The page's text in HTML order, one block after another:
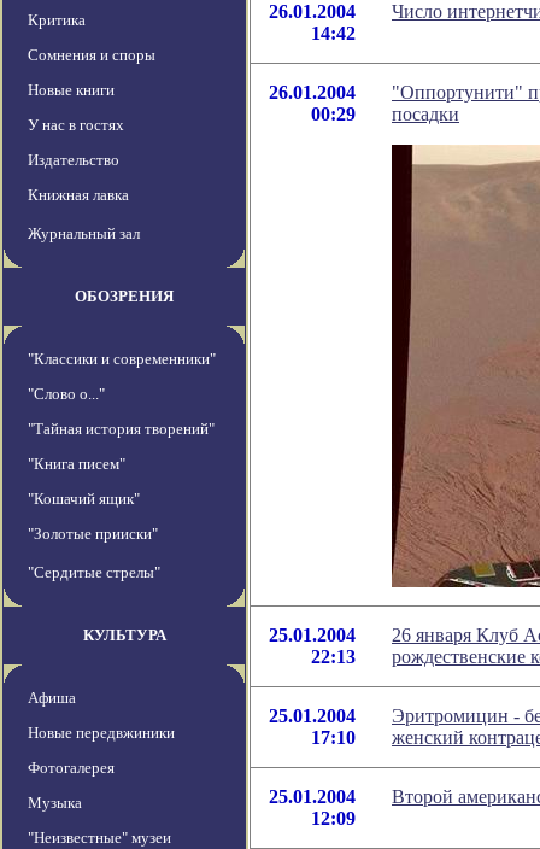
Критика
Сомнения и споры
Новые книги
У нас в гостях
Издательство
Книжная лавка
Журнальный зал
ОБОЗРЕНИЯ
"Классики и современники"
"Слово о..."
"Тайная история творений"
"Книга писем"
"Кошачий ящик"
"Золотые прииски"
"Сердитые стрелы"
КУЛЬТУРА
Афиша
Новые передвжиники
Фотогалерея
Музыка
"Неизвестные" музеи
26.01.2004
14:42
Число
26.01.2004
00:29
"Оппортунити"
посадки
25.01.2004
22:13
26 января Клуб
рождественские
25.01.2004
17:10
Эритромицин -
женский
25.01.2004
12:09
Второй